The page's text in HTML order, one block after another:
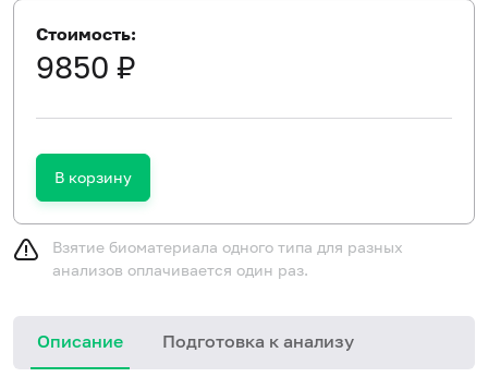
Стоимость:
9850 ₽
В корзину
Взятие биоматериала одного типа для разных
анализов оплачивается один раз.
Описание Подготовка к анализу